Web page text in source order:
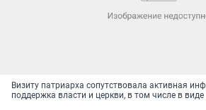
Визиту патриарха сопутствовала активная
поддержка власти и церкви, в том числе в